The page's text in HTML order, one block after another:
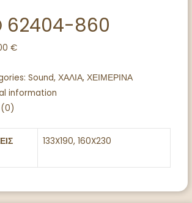
62404-860
€
Sound, ΧΑΛΙΑ, ΧΕΙΜΕΡΙΝΑ
information
(0)
133X190, 160X230